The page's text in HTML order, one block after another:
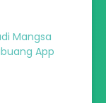
Mangsa
App